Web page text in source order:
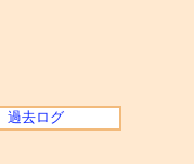
過去ログ